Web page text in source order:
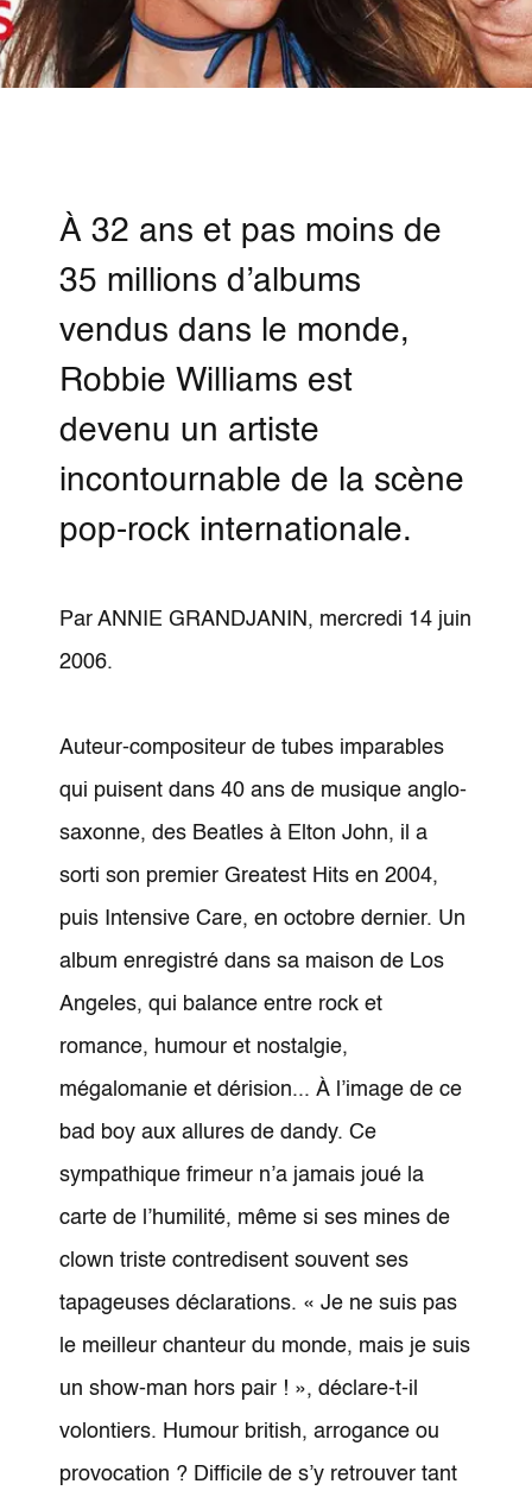
À 32 ans et pas moins de
35 millions d’albums
vendus dans le monde,
Robbie Williams est
devenu un artiste
incontournable de la scène
pop-rock internationale.
Par ANNIE GRANDJANIN, mercredi 14 juin
2006.
Auteur-compositeur de tubes imparables
qui puisent dans 40 ans de musique anglo-
saxonne, des Beatles à Elton John, il a
sorti son premier Greatest Hits en 2004,
puis Intensive Care, en octobre dernier. Un
album enregistré dans sa maison de Los
Angeles, qui balance entre rock et
romance, humour et nostalgie,
mégalomanie et dérision... À l’image de ce
bad boy aux allures de dandy. Ce
sympathique frimeur n’a jamais joué la
carte de l’humilité, même si ses mines de
clown triste contredisent souvent ses
tapageuses déclarations. « Je ne suis pas
le meilleur chanteur du monde, mais je suis
un show-man hors pair ! », déclare-t-il
volontiers. Humour british, arrogance ou
provocation ? Difficile de s’y retrouver tant